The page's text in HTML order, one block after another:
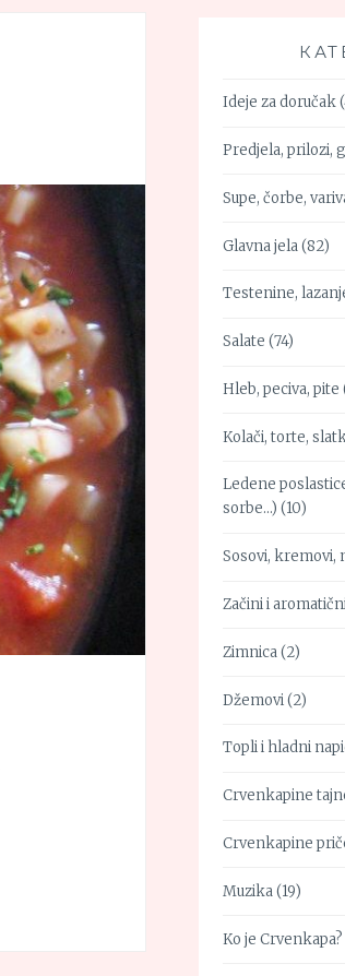
Ideje za doručak
Predjela, prilozi,
Supe, čorbe,
Glavna jela(82)
Testenine,
Salate (74)
Hleb, peciva, pite
Kolači, torte,
Ledene
sorbe…) (10)
Sosovi, kremovi,
Začini i
Zimnica(2)
Džemovi(2)
Topli i hladni
Crvenkapine
Crvenkapine
Muzika(19)
Ko je Crvenkapa?